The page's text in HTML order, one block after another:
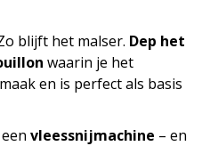
blijft het malser. Dep het
waarin je het
en is perfect als basis
vleessnijmachine – en